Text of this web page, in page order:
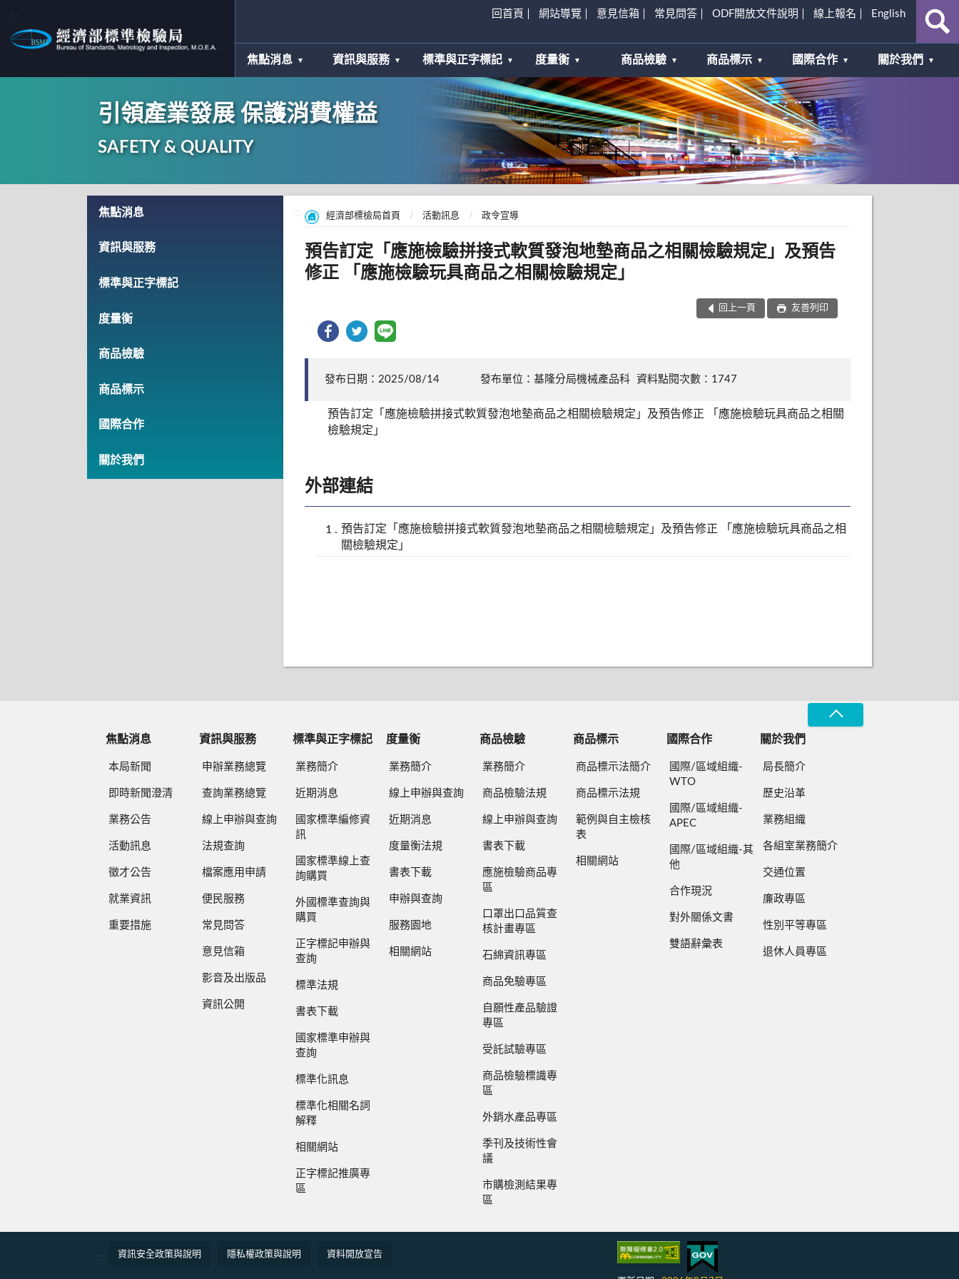
回首頁 網站導覽 意見信箱 常見問答 ODF開放文件說明 線上報名 English
焦點消息 資訊與服務 標準與正字標記 度量衡 商品檢驗 商品標示 國際合作 關於我們
引領產業發展 保護消費權益
SAFETY & QUALITY
焦點消息
資訊與服務
標準與正字標記
度量衡
商品檢驗
商品標示
國際合作
關於我們
經濟部標檢局首頁 活動訊息 政令宣導
預告訂定「應施檢驗拼接式軟質發泡地墊商品之相關檢驗規定」及預告
修正 「應施檢驗玩具商品之相關檢驗規定」
回上一頁 友善列印
發布日期：2025/08/14 發布單位：基隆分局機械產品科 資料點閱次數：1747
預告訂定「應施檢驗拼接式軟質發泡地墊商品之相關檢驗規定」及預告修正 「應施檢驗玩具商品之相關
檢驗規定」
外部連結
預告訂定「應施檢驗拼接式軟質發泡地墊商品之相關檢驗規定」及預告修正 「應施檢驗玩具商品之相
關檢驗規定」
焦點消息
本局新聞
即時新聞澄清
業務公告
活動訊息
徵才公告
就業資訊
重要措施
資訊與服務
申辦業務總覽
查詢業務總覽
線上申辦與查詢
法規查詢
檔案應用申請
便民服務
常見問答
意見信箱
影音及出版品
資訊公開
標準與正字標記
業務簡介
近期消息
國家標準編修資
訊
國家標準線上查
詢購買
外國標準查詢與
購買
正字標記申辦與
查詢
標準法規
書表下載
國家標準申辦與
查詢
標準化訊息
標準化相關名詞
解釋
相關網站
正字標記推廣專
區
度量衡
業務簡介
線上申辦與查詢
近期消息
度量衡法規
書表下載
申辦與查詢
服務園地
相關網站
商品檢驗
業務簡介
商品檢驗法規
線上申辦與查詢
書表下載
應施檢驗商品專
區
口罩出口品質查
核計畫專區
石綿資訊專區
商品免驗專區
自願性產品驗證
專區
受託試驗專區
商品檢驗標識專
區
外銷水產品專區
季刊及技術性會
議
市購檢測結果專
區
商品標示
商品標示法簡介
商品標示法規
範例與自主檢核
表
相關網站
國際合作
國際/區域組織-
WTO
國際/區域組織-
APEC
國際/區域組織-其
他
合作現況
對外關係文書
雙語辭彙表
關於我們
局長簡介
歷史沿革
業務組織
各組室業務簡介
交通位置
廉政專區
性別平等專區
退休人員專區
資訊安全政策與說明 隱私權政策與說明 資料開放宣告